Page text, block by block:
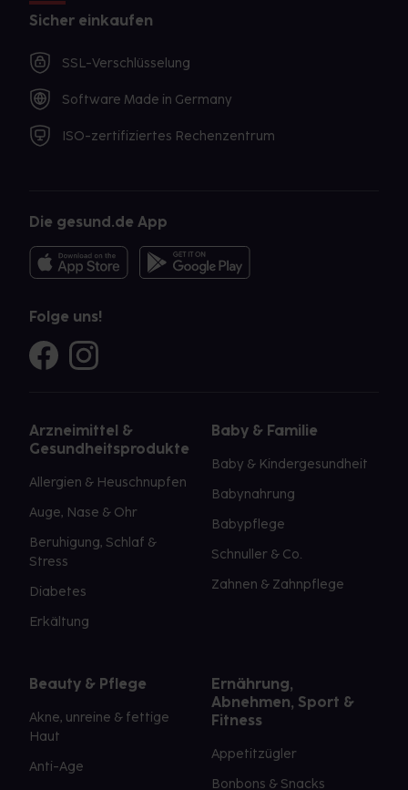
Sicher einkaufen
SSL-Verschlüsselung
Software Made in Germany
ISO-zertifiziertes Rechenzentrum
Die gesund.de App
Folge uns!
Arzneimittel &
Gesundheitsprodukte
Allergien & Heuschnupfen
Auge, Nase & Ohr
Beruhigung, Schlaf &
Stress
Diabetes
Erkältung
Baby & Familie
Baby & Kindergesundheit
Babynahrung
Babypflege
Schnuller & Co.
Zahnen & Zahnpflege
Beauty & Pflege
Akne, unreine & fettige
Haut
Anti-Age
Ernährung,
Abnehmen, Sport &
Fitness
Appetitzügler
Bonbons & Snacks